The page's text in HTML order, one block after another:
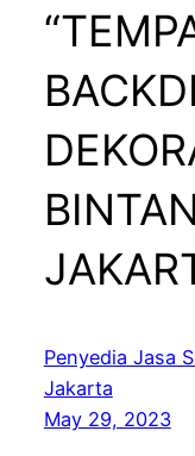
Penyedia Jasa
Jakarta
May 29, 2023